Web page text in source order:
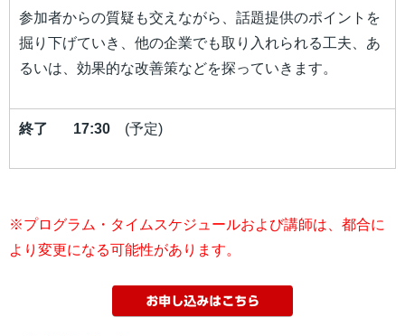
参加者からの質疑も交えながら、話題提供のポイントを
掘り下げていき、他の企業でも取り入れられる工夫、あ
るいは、効果的な改善策などを探っていきます。
終了 17:30 (予定)
※プログラム・タイムスケジュールおよび講師は、都合に
より変更になる可能性があります。